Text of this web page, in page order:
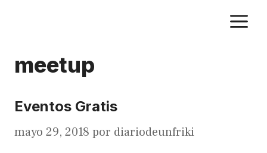
meetup
Eventos Gratis
mayo 29, 2018 por diariodeunfriki